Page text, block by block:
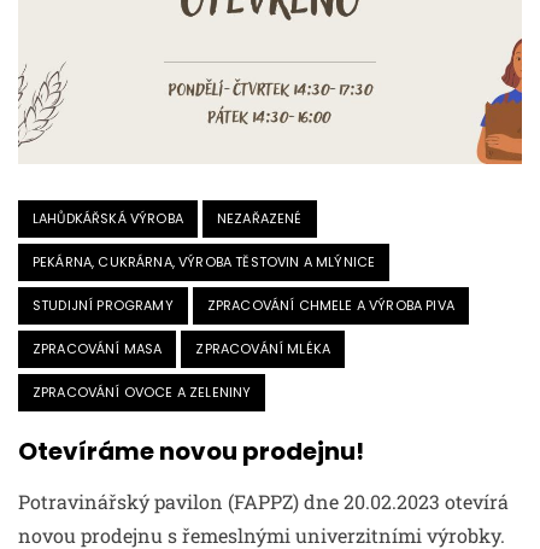
LAHŮDKÁŘSKÁ VÝROBA NEZAŘAZENÉ
PEKÁRNA, CUKRÁRNA, VÝROBA TĚSTOVIN A MLÝNICE
STUDIJNÍ PROGRAMY ZPRACOVÁNÍ CHMELE A VÝROBA PIVA
ZPRACOVÁNÍ MASA ZPRACOVÁNÍ MLÉKA
ZPRACOVÁNÍ OVOCE A ZELENINY
Otevíráme novou prodejnu!
Potravinářský pavilon (FAPPZ) dne 20.02.2023 otevírá
novou prodejnu s řemeslnými univerzitními výrobky.